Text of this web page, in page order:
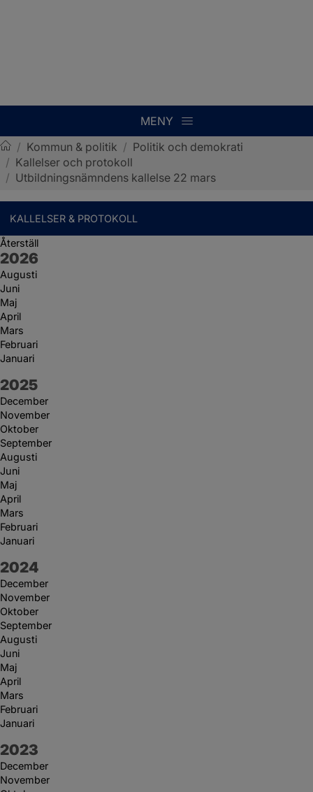
MENY
Sotenäs kommun
/ Kommun & politik / Politik och demokrati
/ Kallelser och protokoll
/ Utbildningsnämndens kallelse 22 mars
KALLELSER & PROTOKOLL
Återställ
År:
2026
Augusti
Juni
Maj
April
Mars
Februari
Januari
År:
2025
December
November
Oktober
September
Augusti
Juni
Maj
April
Mars
Februari
Januari
År:
2024
December
November
Oktober
September
Augusti
Juni
Maj
April
Mars
Februari
Januari
År:
2023
December
November